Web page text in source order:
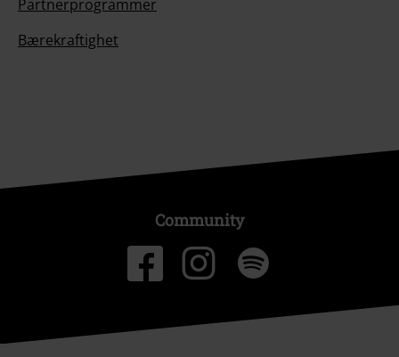
Partnerprogrammer
Bærekraftighet
Community